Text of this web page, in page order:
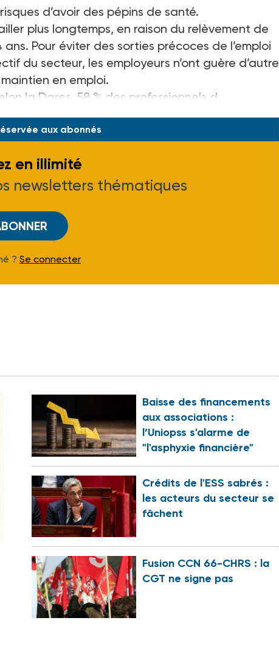
d’avoir des pépins de santé.
plus longtemps, en raison du relèvement de
Pour éviter des sorties précoces de l’emploi
du secteur, les employeurs n’ont guère d’autre
en emploi.
la Dares, 58 % des professionnels d
aux abonnés
en illimité
newsletters thématiques
? Se connecter
Baisse des financements
aux associations :
l’Uniopss s'alarme de
"l'asphyxie financière"
Crédits de l'ESS sabrés :
les acteurs du secteur se
fâchent
Fusion CCN 66-CHRS : la
CGT ne signe pas